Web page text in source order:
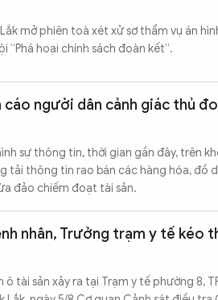
mở phiên toà xét xử sơ thẩm vụ án
“Phá hoại chính sách đoàn kết”.
cáo người dân cảnh giác thủ
sự thông tin, thời gian gần đây, trên
tải thông tin rao bán các hàng hóa, đồ
đảo chiếm đoạt tài sản.
nhân, Trưởng trạm y tế kéo
tài sản xảy ra tại Trạm y tế phường 8,